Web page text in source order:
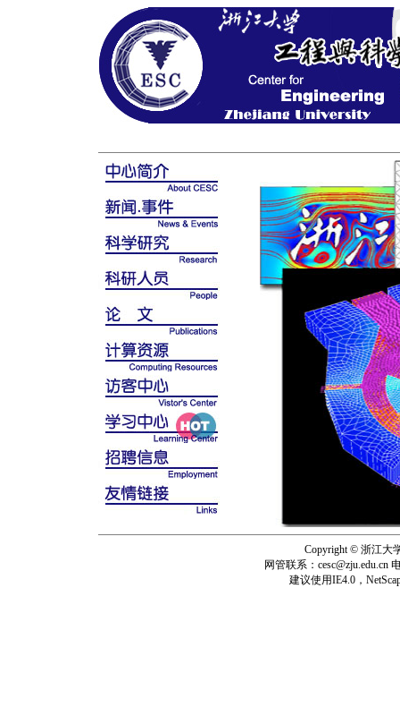
Copyright © 浙江大
网管联系： cesc@zju.edu.cn
建议使用IE4.0，